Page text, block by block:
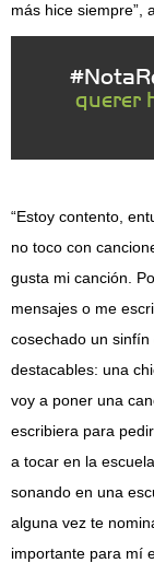
más hice siempre”,
querer
“Estoy contento,
no toco con
gusta mi canción.
mensajes o me
cosechado un
destacables: una
voy a poner una
escribiera para
a tocar en la
sonando en una
alguna vez te
importante para mí